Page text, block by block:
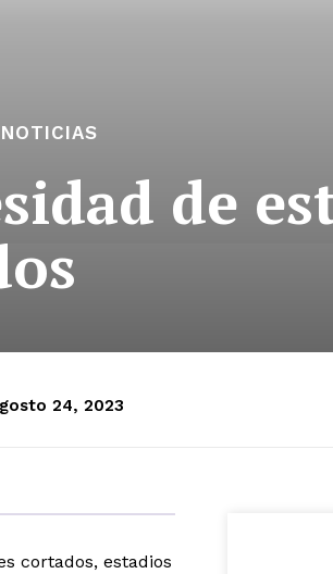
NOTICIAS
de
24, 2023
cortados, estadios